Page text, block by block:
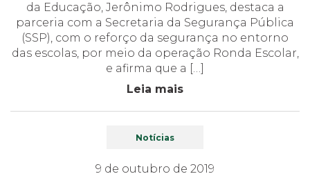
da Educação, Jerônimo Rodrigues, destaca a
parceria com a Secretaria da Segurança Pública
(SSP), com o reforço da segurança no entorno
das escolas, por meio da operação Ronda Escolar,
e afirma que a […]
Leia mais
Notícias
9 de outubro de 2019